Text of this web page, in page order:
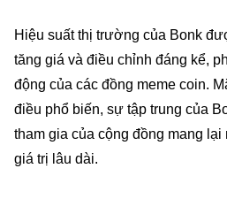
Hiệu suất thị trường của Bonk
tăng giá và điều chỉnh đáng kể,
động của các đồng meme coin.
điều phổ biến, sự tập trung của
tham gia của cộng đồng mang
giá trị lâu dài.